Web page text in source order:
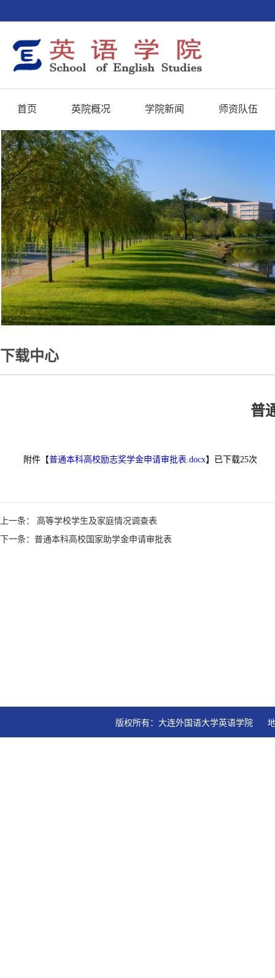
首页 英院概况 学院新闻 师资队伍
下载中心
普
附件【普通本科高校励志奖学金申请审批表.docx】已下载25次
上一条： 高等学校学生及家庭情况调查表
下一条：普通本科高校国家助学金申请审批表
版权所有：大连外国语大学英语学院